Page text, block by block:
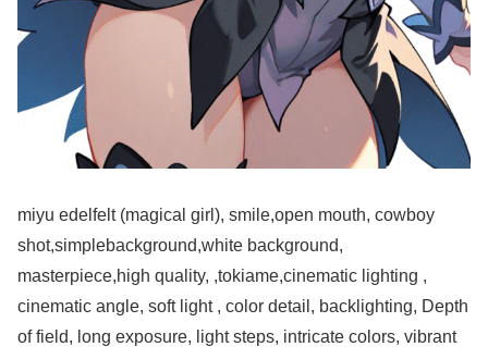
miyu edelfelt (magical girl), smile,open mouth, cowboy
shot,simplebackground,white background,
masterpiece,high quality, ,tokiame,cinematic lighting ,
cinematic angle, soft light , color detail, backlighting, Depth
of field, long exposure, light steps, intricate colors, vibrant